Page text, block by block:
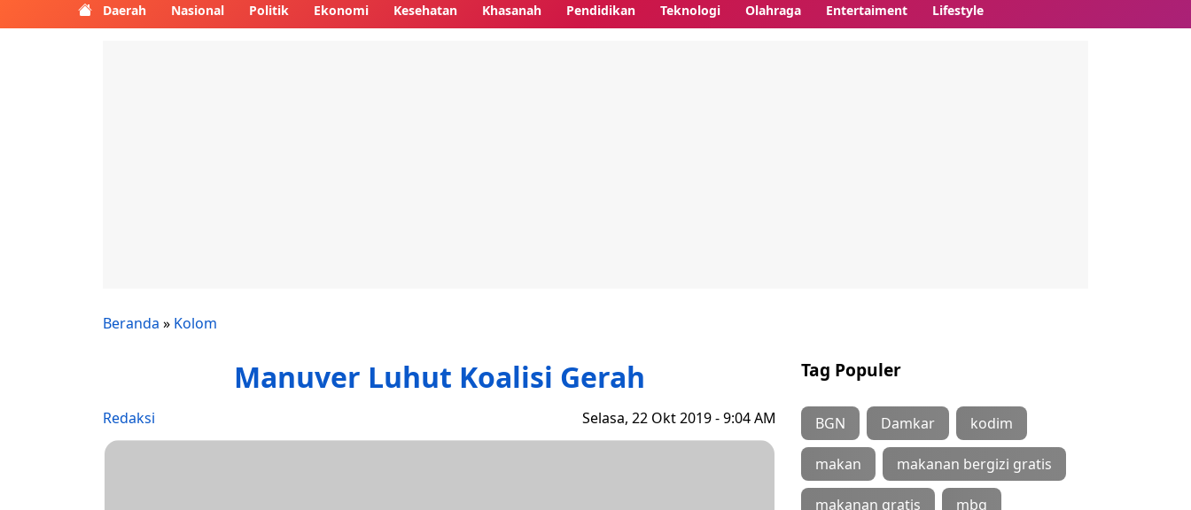
Daerah Nasional Politik Ekonomi Kesehatan Khasanah Pendidikan Teknologi Olahraga Entertaiment Lifestyle
Beranda » Kolom
Manuver Luhut Koalisi Gerah
Redaksi Selasa, 22 Okt 2019 - 9:04 AM
Tag Populer
BGN Damkar kodim
makan makanan bergizi gratis
makanan gratis mbg